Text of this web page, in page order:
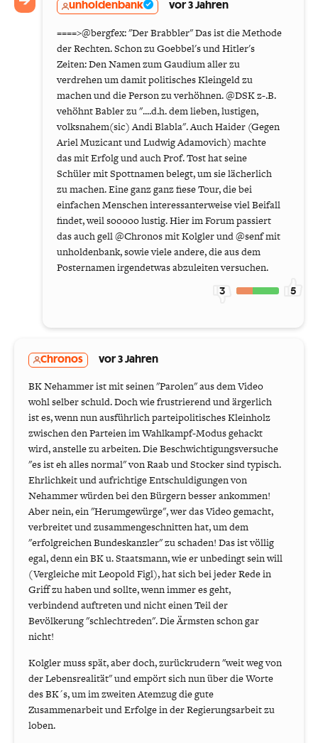
unholdenbank vor 3 Jahren
====>@bergfex: "Der Brabbler" Das ist die Methode
der Rechten. Schon zu Goebbel's und Hitler's
Zeiten: Den Namen zum Gaudium aller zu
verdrehen um damit politisches Kleingeld zu
machen und die Person zu verhöhnen. @DSK z-.B.
vehöhnt Babler zu "....d.h. dem lieben, lustigen,
volksnahem(sic) Andi Blabla". Auch Haider (Gegen
Ariel Muzicant und Ludwig Adamovich) machte
das mit Erfolg und auch Prof. Tost hat seine
Schüler mit Spottnamen belegt, um sie lächerlich
zu machen. Eine ganz ganz fiese Tour, die bei
einfachen Menschen interessanterweise viel Beifall
findet, weil sooooo lustig. Hier im Forum passiert
das auch gell @Chronos mit Kolgler und @senf mit
unholdenbank, sowie viele andere, die aus dem
Posternamen irgendetwas abzuleiten versuchen.
3 5
Chronos vor 3 Jahren
BK Nehammer ist mit seinen "Parolen" aus dem Video
wohl selber schuld. Doch wie frustrierend und ärgerlich
ist es, wenn nun ausführlich parteipolitisches Kleinholz
zwischen den Parteien im Wahlkampf-Modus gehackt
wird, anstelle zu arbeiten. Die Beschwichtigungsversuche
"es ist eh alles normal" von Raab und Stocker sind typisch.
Ehrlichkeit und aufrichtige Entschuldigungen von
Nehammer würden bei den Bürgern besser ankommen!
Aber nein, ein "Herumgewürge", wer das Video gemacht,
verbreitet und zusammengeschnitten hat, um dem
"erfolgreichen Bundeskanzler" zu schaden! Das ist völlig
egal, denn ein BK u. Staatsmann, wie er unbedingt sein will
(Vergleiche mit Leopold Figl), hat sich bei jeder Rede in
Griff zu haben und sollte, wenn immer es geht,
verbindend auftreten und nicht einen Teil der
Bevölkerung "schlechtreden". Die Ärmsten schon gar
nicht!
Kolgler muss spät, aber doch, zurückrudern "weit weg von
der Lebensrealität" und empört sich nun über die Worte
des BK´s, um im zweiten Atemzug die gute
Zusammenarbeit und Erfolge in der Regierungsarbeit zu
loben.